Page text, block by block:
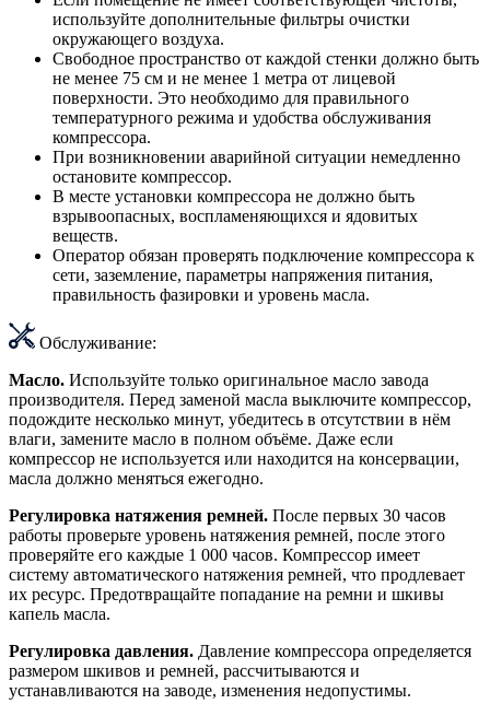
используйте дополнительные фильтры очистки
окружающего воздуха.
Свободное пространство от каждой стенки должно быть
не менее 75 см и не менее 1 метра от лицевой
поверхности. Это необходимо для правильного
температурного режима и удобства обслуживания
компрессора.
При возникновении аварийной ситуации немедленно
остановите компрессор.
В месте установки компрессора не должно быть
взрывоопасных, воспламеняющихся и ядовитых
веществ.
Оператор обязан проверять подключение компрессора к
сети, заземление, параметры напряжения питания,
правильность фазировки и уровень масла.
Обслуживание:
Масло. Используйте только оригинальное масло завода
производителя. Перед заменой масла выключите компрессор,
подождите несколько минут, убедитесь в отсутствии в нём
влаги, замените масло в полном объёме. Даже если
компрессор не используется или находится на консервации,
масла должно меняться ежегодно.
Регулировка натяжения ремней. После первых 30 часов
работы проверьте уровень натяжения ремней, после этого
проверяйте его каждые 1 000 часов. Компрессор имеет
систему автоматического натяжения ремней, что продлевает
их ресурс. Предотвращайте попадание на ремни и шкивы
капель масла.
Регулировка давления. Давление компрессора определяется
размером шкивов и ремней, рассчитываются и
устанавливаются на заводе, изменения недопустимы.